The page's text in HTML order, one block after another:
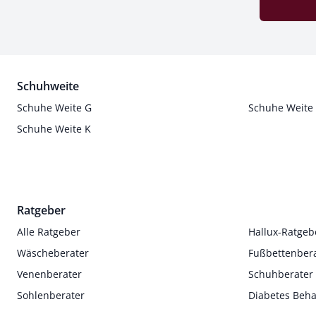
Schuhweite
Schuhe Weite G
Schuhe Weite
Schuhe Weite K
Ratgeber
Alle Ratgeber
Hallux-
Wäscheberater
Venenberater
Schuhberater
Sohlenberater
Diabetes